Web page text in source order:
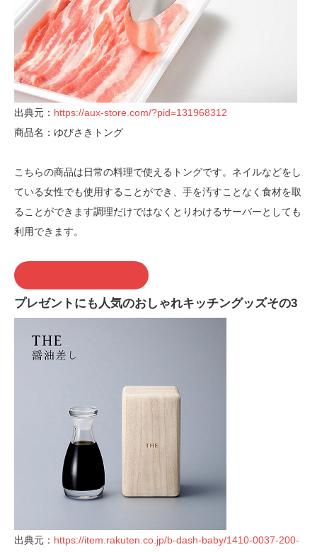
出典元： https://aux-store.com/?pid=131968312
商品名：ゆびさきトング
こちらの商品は日常の料理で使えるトングです。ネイルなどをし
ている女性でも使用することができ、手を汚すことなく食材を取
ることができます調理だけではなくとりわけるサーバーとしても
利用できます。
プレゼントにも人気のおしゃれキッチングッズその3
出典元： https://item.rakuten.co.jp/b-dash-baby/1410-0037-200-